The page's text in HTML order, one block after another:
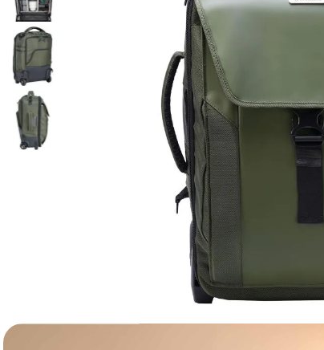
lavaliera
7. card memorie
8 dji mic mini
9. dji osmo
insta 360